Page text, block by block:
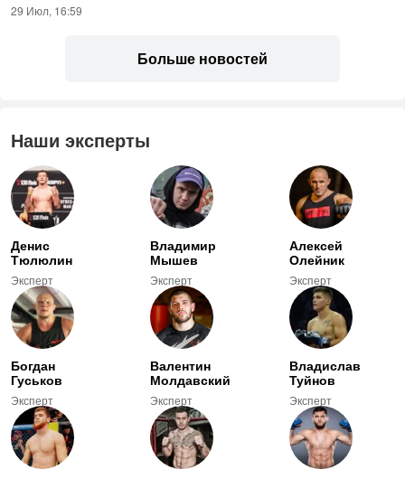
29 Июл, 16:59
Больше новостей
Наши эксперты
Денис
Тюлюлин
Эксперт
Владимир
Мышев
Эксперт
Алексей
Олейник
Эксперт
Богдан
Гуськов
Эксперт
Валентин
Молдавский
Эксперт
Владислав
Туйнов
Эксперт